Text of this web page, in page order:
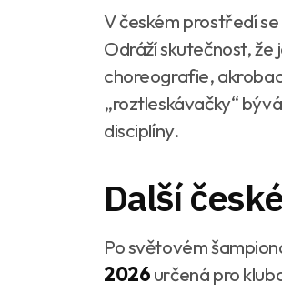
V českém prostředí
Odráží skutečnost, že
choreografie,
„roztleskávačky“
disciplíny.
Další
Po světovém
2026určená pro